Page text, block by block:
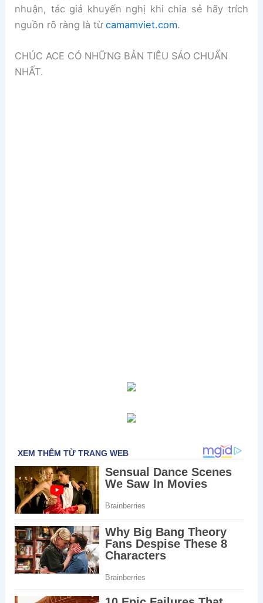
nhuận, tác giả khuyến nghị khi chia sẻ hãy trích
nguồn rõ ràng là từcamamviet.com.
CHÚC ACE CÓ NHỮNG BẢN TIÊU SÁO CHUẨN
NHẤT.